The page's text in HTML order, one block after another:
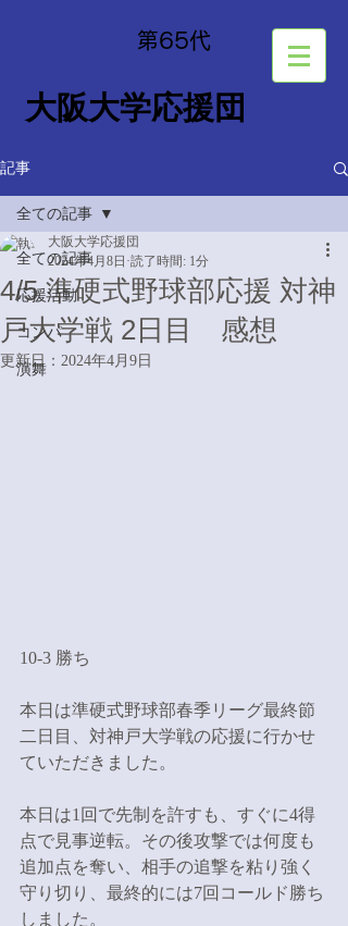
​第65代
大阪大学応援団
記事
全ての記事
応援活動
コンパ
演舞
全ての記事
4/5 準硬式野球部応援 対神
戸大学戦 2日目 感想
大阪大学応援団
2024年4月8日 読了時間: 1分
更新日： 2024年4月9日
10-3 勝ち
本日は準硬式野球部春季リーグ最終節
二日目、対神戸大学戦の応援に行かせ
ていただきました。
本日は1回で先制を許すも、すぐに4得
点で見事逆転。その後攻撃では何度も
追加点を奪い、相手の追撃を粘り強く
守り切り、最終的には7回コールド勝ち
しました。